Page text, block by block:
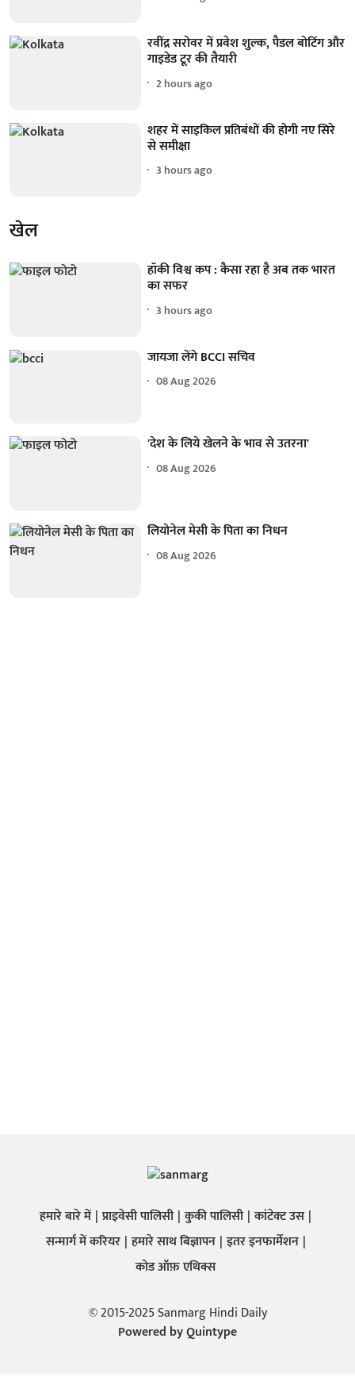
रवींद्र सरोवर में प्रवेश शुल्क, पैडल बोटिंग और
गाइडेड टूर की तैयारी
2 hours ago
शहर में साइकिल प्रतिबंधों की होगी नए सिरे
से समीक्षा
3 hours ago
खेल
हॉकी विश्व कप : कैसा रहा है अब तक भारत
का सफर
3 hours ago
जायजा लेंगे BCCI सचिव
08 Aug 2026
'देश के लिये खेलने के भाव से उतरना'
08 Aug 2026
लियोनेल मेसी के पिता का निधन
08 Aug 2026
हमारे बारे में प्राइवेसी पालिसी कुकी पालिसी कांटेक्ट उस
सन्मार्ग में करियर हमारे साथ बिज्ञापन इतर इनफार्मेशन
कोड ऑफ़ एथिक्स
© 2015-2025 Sanmarg Hindi Daily
Powered byQuintype